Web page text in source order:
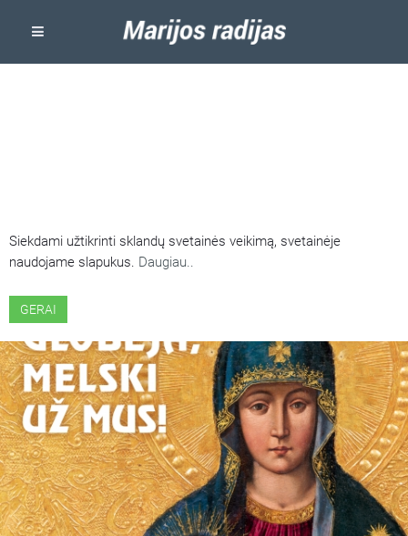
Siekdami užtikrinti sklandų svetainės veikimą, svetainėje
naudojame slapukus. Daugiau..
GERAI